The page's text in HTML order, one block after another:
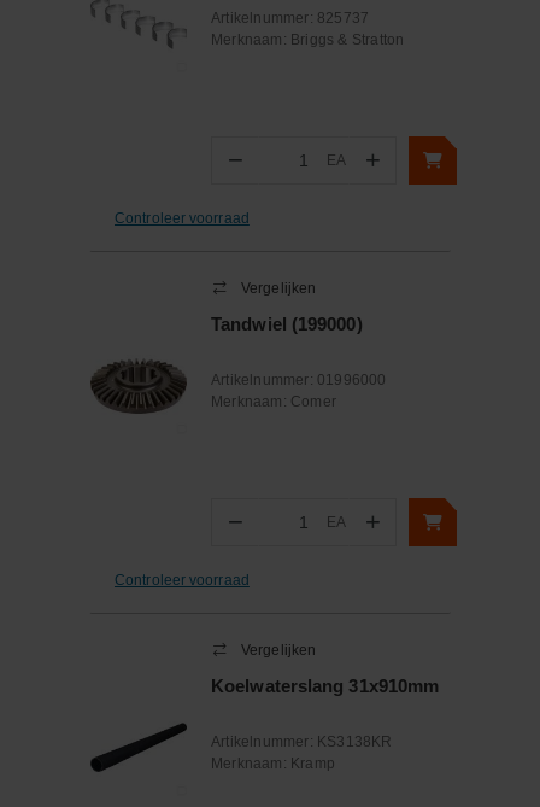
Artikelnummer: 825737
Merknaam: Briggs & Stratton
− Aantal
EA +
Controleer voorraad
Vergelijken
Tandwiel (199000)
Artikelnummer: 01996000
Merknaam: Comer
− Aantal
EA +
Controleer voorraad
Vergelijken
Koelwaterslang 31x910mm
Artikelnummer: KS3138KR
Merknaam: Kramp